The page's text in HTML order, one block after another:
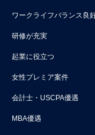
ワークライフバランス良
研修が充実
起業に役立つ
女性プレミア案件
会計士・USCPA優遇
MBA優遇